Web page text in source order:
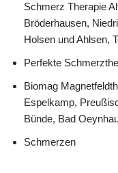
Schmerz Therapie
Bröderhausen,
Holsen und Ahlsen,
Perfekte
Biomag
Espelkamp,
Bünde, Bad
Schmerzen